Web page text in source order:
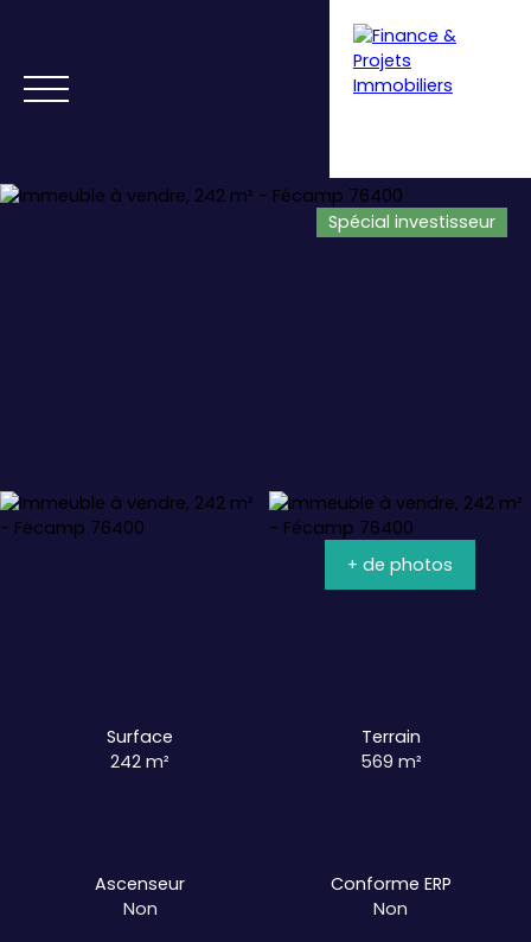
Spécial investisseur
+ de photos
Surface
242m²
Terrain
569 m²
Ascenseur
Non
Conforme ERP
Non